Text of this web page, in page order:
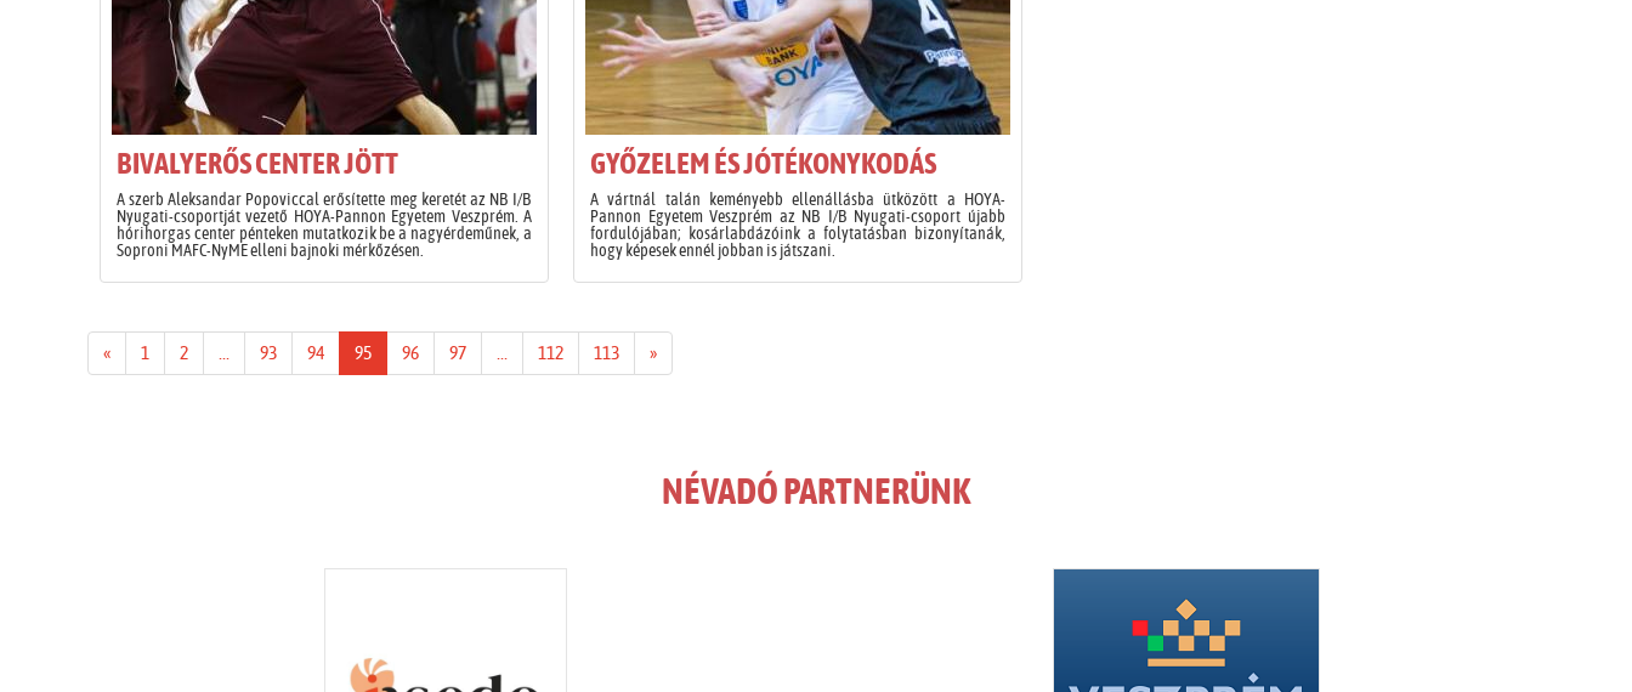
BIVALYERŐS CENTER JÖTT
A szerb Aleksandar Popoviccal erősítette meg keretét az NB I/B
Nyugati-csoportját vezető HOYA-Pannon Egyetem Veszprém. A
hórihorgas center pénteken mutatkozik be a nagyérdeműnek, a
Soproni MAFC-NyME elleni bajnoki mérkőzésen.
GYŐZELEM ÉS JÓTÉKONYKODÁS
A vártnál talán keményebb ellenállásba ütközött a HOYA-
Pannon Egyetem Veszprém az NB I/B Nyugati-csoport újabb
fordulójában; kosárlabdázóink a folytatásban bizonyítanák,
hogy képesek ennél jobban is játszani.
« 1 2 93 94 95 96 97 112 113 »
NÉVADÓ PARTNERÜNK